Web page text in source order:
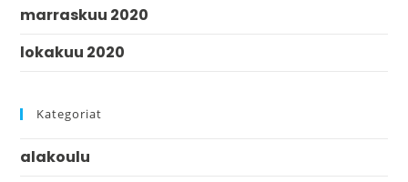
marraskuu 2020
lokakuu 2020
Kategoriat
alakoulu